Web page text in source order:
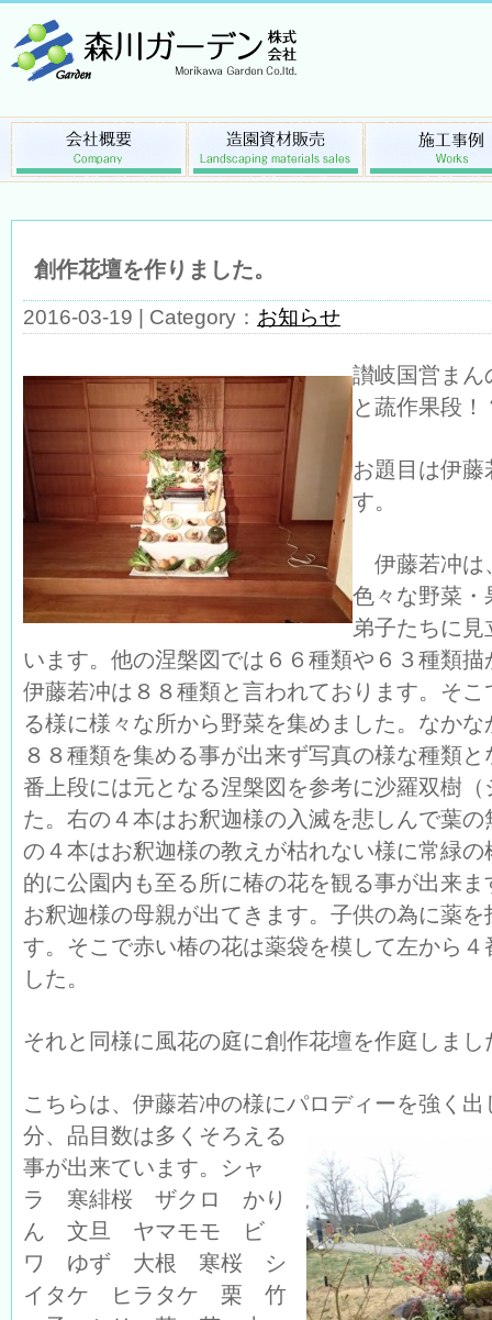
創作花壇を作りました。
2016-03-19 | Category： お知らせ
讃岐国営まん
と蔬作果段
お題目は伊
す。
伊藤若冲は
色々な野菜・
弟子たちに
います。他の涅槃図では６６種類や６３種類
伊藤若冲は８８種類と言われております。そ
る様に様々な所から野菜を集めました。なか
８８種類を集める事が出来ず写真の様な種類
番上段には元となる涅槃図を参考に沙羅双樹
た。右の４本はお釈迦様の入滅を悲しんで葉
の４本はお釈迦様の教えが枯れない様に常緑
的に公園内も至る所に椿の花を観る事が出来
お釈迦様の母親が出てきます。子供の為に薬
す。そこで赤い椿の花は薬袋を模して左から
した。
それと同様に風花の庭に創作花壇を作庭しまし
こちらは、伊藤若冲の様にパロディーを強く
分、 品目数は多くそろえる
事が出来ています。シャ
ラ 寒緋桜 ザクロ かり
ん 文旦 ヤマモモ ビ
ワ ゆず 大根 寒桜 シ
イタケ ヒラタケ 栗 竹